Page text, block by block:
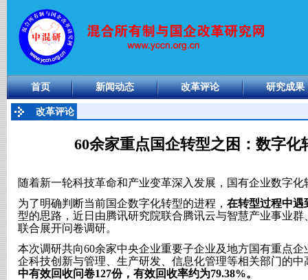
首页 新闻动态 改革评论 研究成果
改革评论
60余家重点国企转型之困：数字化
随着新一轮科技革命和产业变革深入发展，国有企业数字
为了明确判断当前国企数字化转型的进程， 在转型过程中遇
型的思路，近日由腾讯研究院联合腾讯云与智慧产业事业
联合展开问卷调研。
本次调研共向60余家中央企业重要子企业及地方国有重点
企科技创新与管理、生产研发、信息化管理等相关部门的
中有效回收问卷127份，有效回收率约为79.38%。